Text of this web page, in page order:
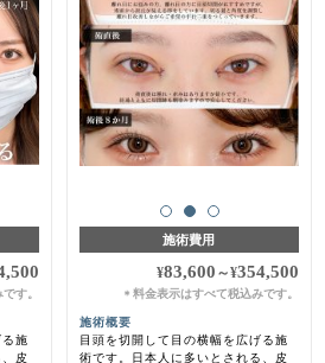
す。
施
皮
施術費用
¥83,600 ～¥354,500
＊ 料金表示はすべて税込みです。
施術概要
目頭を切開して目の横幅を広げる施
術です。日本人に多いとされる、皮